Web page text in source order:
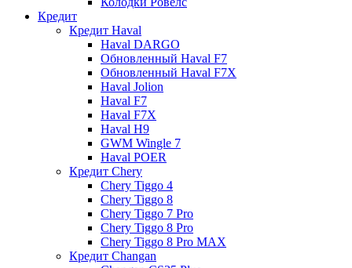
Кредит
Кредит Haval
Haval DARGO
Обновленный Haval F7
Обновленный Haval F7X
Haval Jolion
Haval F7
Haval F7X
Haval H9
GWM Wingle 7
Haval POER
Кредит Chery
Chery Tiggo 4
Chery Tiggo 8
Chery Tiggo 7 Pro
Chery Tiggo 8 Pro
Chery Tiggo 8 Pro MAX
Кредит Changan